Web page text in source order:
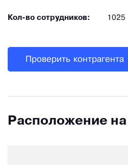
Кол-во сотрудников: 1025
Проверить контрагента
Расположение на